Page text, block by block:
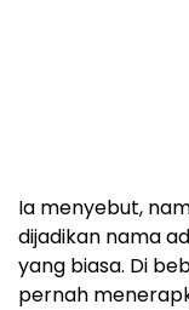
Ia menyebut,
dijadikan nama
yang biasa. Di
pernah